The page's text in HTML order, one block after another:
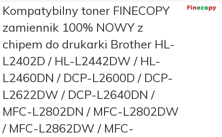
Kompatybilny toner FINECOPY
zamiennik 100% NOWY z
chipem do drukarki Brother HL-
L2402D / HL-L2442DW / HL-
L2460DN / DCP-L2600D / DCP-
L2622DW / DCP-L2640DN /
MFC-L2802DN / MFC-L2802DW
/ MFC-L2862DW / MFC-